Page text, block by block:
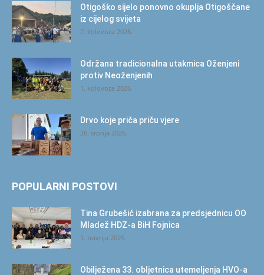
Otigoško sijelo ponovno okuplja Otigoščane
iz cijelog svijeta
7. kolovoza 2026.
Održana tradicionalna utakmica Oženjeni
protiv Neoženjenih
1. kolovoza 2026.
Drvo koje priča priču vjere
26. srpnja 2026.
POPULARNI POSTOVI
Tina Grubešić izabrana za predsjednicu OO
Mladež HDZ-a BiH Fojnica
1. travnja 2025.
Obilježena 33. obljetnica utemeljenja HVO-a